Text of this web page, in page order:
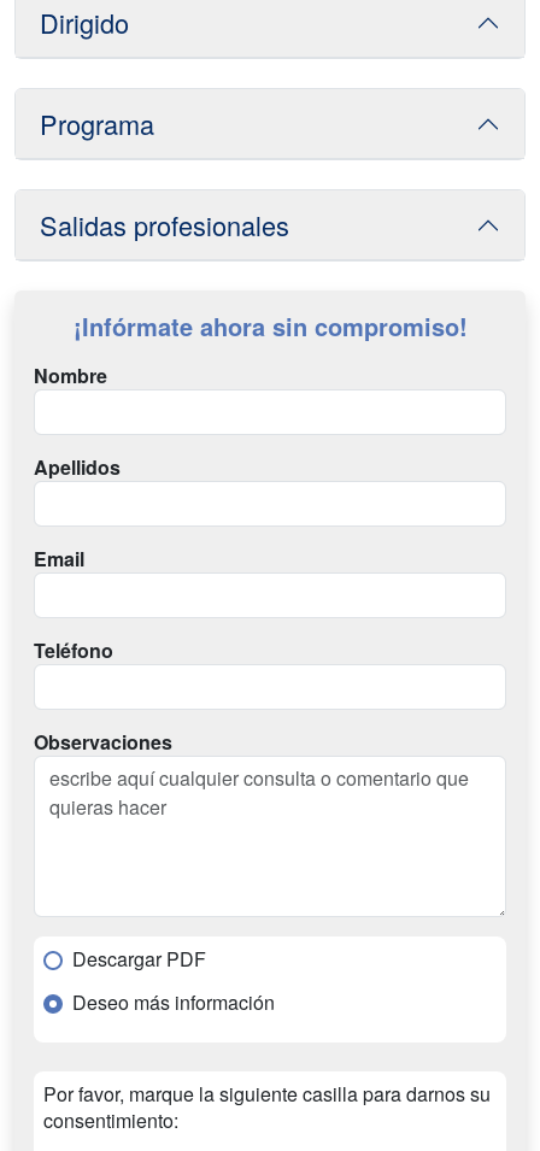
Dirigido
Programa
Salidas profesionales
¡Infórmate ahora sin compromiso!
Nombre
Apellidos
Email
Teléfono
Observaciones
Descargar PDF
Deseo más información
Por favor, marque la siguiente casilla para darnos su
consentimiento: